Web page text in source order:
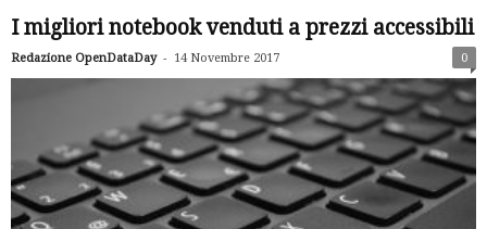
I migliori notebook venduti a prezzi accessibili
Redazione OpenDataDay - 14 Novembre 2017 0